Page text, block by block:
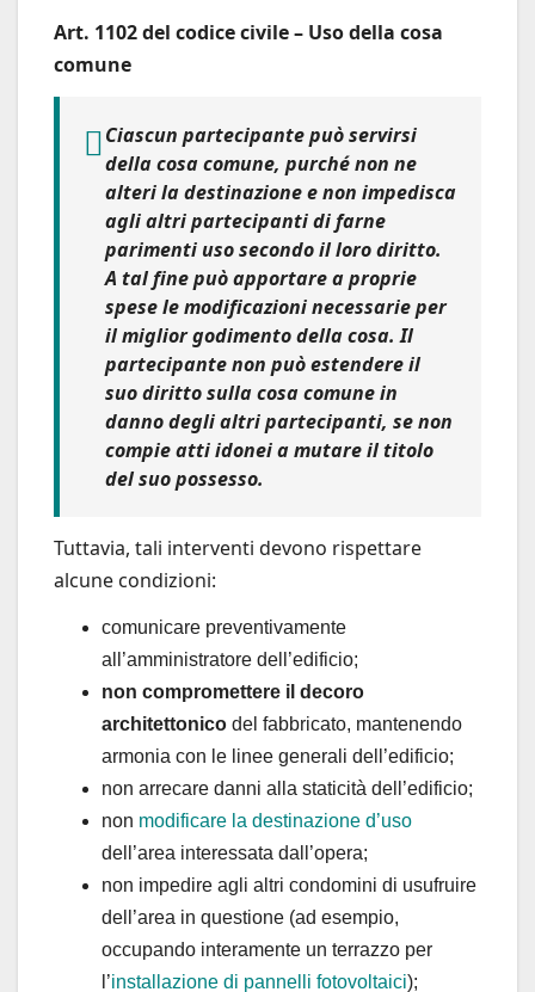
Art. 1102 del codice civile – Uso della cosa
comune
Ciascun partecipante può servirsi
della cosa comune, purché non ne
alteri la destinazione e non impedisca
agli altri partecipanti di farne
parimenti uso secondo il loro diritto.
A tal fine può apportare a proprie
spese le modificazioni necessarie per
il miglior godimento della cosa.Il
partecipante non può estendere il
suo diritto sulla cosa comune in
danno degli altri partecipanti, se non
compie atti idonei a mutare il titolo
del suo possesso.
Tuttavia, tali interventi devono rispettare
alcune condizioni:
comunicare preventivamente
all’amministratore dell’edificio;
non compromettere il decoro
architettonico del fabbricato, mantenendo
armonia con le linee generali dell’edificio;
non arrecare danni alla staticità dell’edificio;
non modificare la destinazione d’uso
dell’area interessata dall’opera;
non impedire agli altri condomini di usufruire
dell’area in questione (ad esempio,
occupando interamente un terrazzo per
l’installazione di pannelli fotovoltaici);